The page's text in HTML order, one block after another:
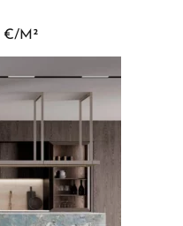
€
PRICE
THROUGH
405,00 €